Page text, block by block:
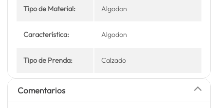
Tipo de Material: Algodon
Característica: Algodon
Tipo de Prenda: Calzado
Comentarios